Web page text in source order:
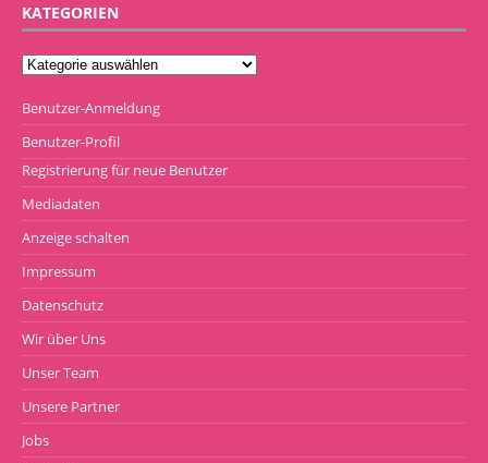
KATEGORIEN
Benutzer-Anmeldung
Benutzer-Profil
Registrierung für neue Benutzer
Mediadaten
Anzeige schalten
Impressum
Datenschutz
Wir über Uns
Unser Team
Unsere Partner
Jobs